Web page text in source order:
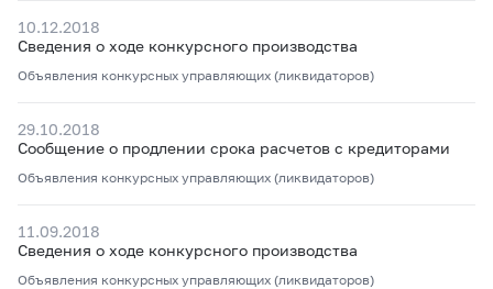
10.12.2018
Сведения о ходе конкурсного производства
Объявления конкурсных управляющих (ликвидаторов)
29.10.2018
Сообщение о продлении срока расчетов с кредиторами
Объявления конкурсных управляющих (ликвидаторов)
11.09.2018
Сведения о ходе конкурсного производства
Объявления конкурсных управляющих (ликвидаторов)